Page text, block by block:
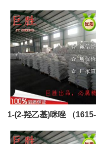
87-4）
1-(2-羟乙基)咪唑 （1615-
1）